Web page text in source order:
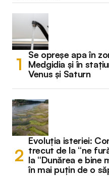
Se opreșe apa în
Medgidia și în
Venus și Saturn
Evoluția isteriei:
trecut de la “ne
la “Dunărea e bine
în mai puțin de o